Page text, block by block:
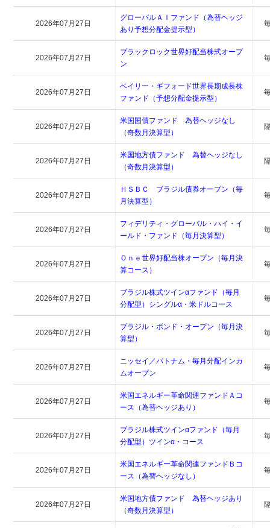
2026年07月27日
グローバルＡＩファンド（為替ヘッジ
あり予想分配金提示型）
2026年07月27日
ブラックロック世界好配当株式オープ
ン
2026年07月27日
ベイリー・ギフォード世界長期成長株
ファンド（予想分配金提示型）
2026年07月27日
米国国債ファンド 為替ヘッジなし
（奇数月決算型）
2026年07月27日
米国地方債ファンド 為替ヘッジなし
（奇数月決算型）
2026年07月27日
ＨＳＢＣ ブラジル債券オープン（毎
月決算型）
2026年07月27日
フィデリティ・グローバル・ハイ・イ
ールド・ファンド（毎月決算型）
2026年07月27日
Ｏｎｅ世界好配当株オープン（毎月決
算コース）
2026年07月27日
ブラジル株式ツインαファンド（毎月
分配型）シングルα・米ドルコース
2026年07月27日
ブラジル・ボンド・オープン（毎月決
算型）
2026年07月27日
ニッセイ／パトナム・毎月分配インカ
ムオープン
2026年07月27日
米国エネルギー革命関連ファンドＡコ
ース（為替ヘッジあり）
2026年07月27日
ブラジル株式ツインαファンド（毎月
分配型）ツインα・コース
2026年07月27日
米国エネルギー革命関連ファンドＢコ
ース（為替ヘッジなし）
2026年07月27日
米国地方債ファンド 為替ヘッジあり
（奇数月決算型）